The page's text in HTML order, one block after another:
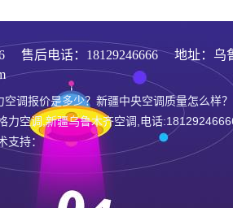
售后电话：18129246666 地址：乌
调报价是多少？新疆中央空调质量怎么样
力空调,新疆乌鲁木齐空调,电话
支持：